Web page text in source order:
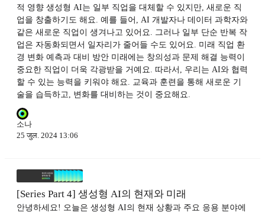
적 영향 생성형 AI는 일부 직업을 대체할 수 있지만, 새로운 직
업을 창출하기도 해요. 예를 들어, AI 개발자나 데이터 과학자와
같은 새로운 직업이 생겨나고 있어요. 그러나 일부 단순 반복 작
업은 자동화되면서 일자리가 줄어들 수도 있어요. 미래 직업 환
경 변화 예측과 대비 방안 미래에는 창의성과 문제 해결 능력이
중요한 직업이 더욱 각광받을 거예요. 따라서, 우리는 AI와 협력
할 수 있는 능력을 키워야 해요. 교육과 훈련을 통해 새로운 기
술을 습득하고, 변화를 대비하는 것이 중요해요.
소나
25 जुल. 2024 13:06
[Series Part 4] 생성형 AI의 현재와 미래
안녕하세요! 오늘은 생성형 AI의 현재 상황과 주요 응용 분야에